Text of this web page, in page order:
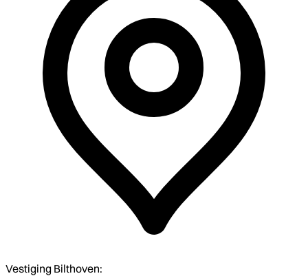
Vestiging Bilthoven: